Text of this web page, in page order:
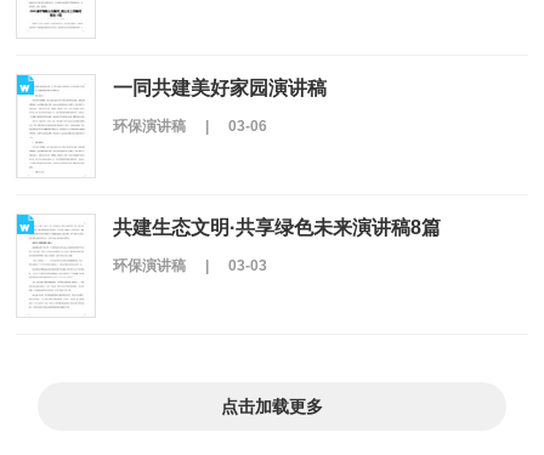
一同共建美好家园演讲稿
环保演讲稿 03-06
共建生态文明·共享绿色未来演讲稿8篇
环保演讲稿 03-03
点击加载更多